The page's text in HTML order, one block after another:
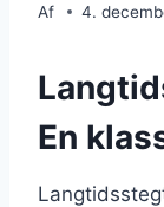
Af 4.
En